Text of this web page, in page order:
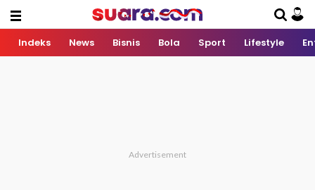
Indeks News Bisnis Bola Sport Lifestyle